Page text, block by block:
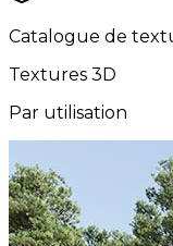
Catalogue de
Textures 3D
Par utilisation